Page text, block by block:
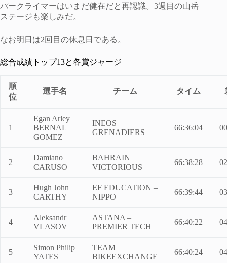
パークライマーはいまだ健在だと再認識。3週目の山岳
ステージも楽しみだ。
なお明日は2回目の休息日である。
総合成績トップ13と各賞ジャージ
順
位
選手名 チーム タイム
1
Egan Arley
BERNAL
GOMEZ
INEOS
GRENADIERS
66:36:04
2
Damiano
CARUSO
BAHRAIN
VICTORIOUS
66:38:28
3
Hugh John
CARTHY
EF EDUCATION –
NIPPO
66:39:44
4
Aleksandr
VLASOV
ASTANA –
PREMIER TECH
66:40:22
5
Simon Philip
YATES
TEAM
BIKEEXCHANGE
66:40:24